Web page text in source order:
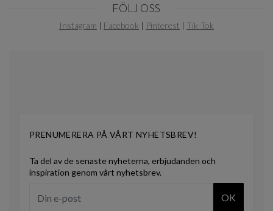
FÖLJ OSS
Instagram | Facebook | Pinterest | Tik-Tok
PRENUMERERA PÅ VÅRT NYHETSBREV!
Ta del av de senaste nyheterna, erbjudanden och
inspiration genom vårt nyhetsbrev.
OK